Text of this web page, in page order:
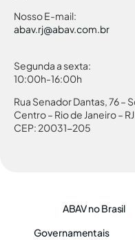
Nosso E-mail:
abav.rj@abav.com.br
Segunda a sexta:
10:00h-16:00h
Rua Senador Dantas, 76 –
Centro – Rio de Janeiro – RJ
CEP: 20031-205
ABAV no Brasil
Governamentais